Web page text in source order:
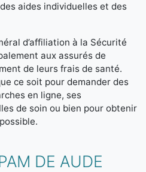
aides individuelles et des
d’affiliation à la Sécurité
aux assurés de
de leurs frais de santé.
ce soit pour demander des
en ligne, ses
de soin ou bien pour obtenir
DE AUDE